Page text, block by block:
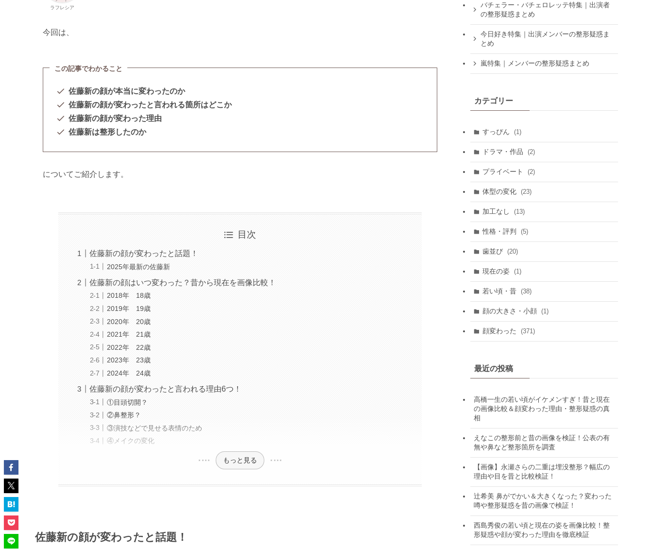
ラフレシア
今回は、
この記事でわかること
佐藤新の顔が本当に変わったのか
佐藤新の顔が変わったと言われる箇所はどこか
佐藤新の顔が変わった理由
佐藤新は整形したのか
についてご紹介します。
目次
佐藤新の顔が変わったと話題！
2025年最新の佐藤新
佐藤新の顔はいつ変わった？昔から現在を画像比較！
2018年 18歳
2019年 19歳
2020年 20歳
2021年 21歳
2022年 22歳
2023年 23歳
2024年 24歳
佐藤新の顔が変わったと言われる理由6つ！
①目頭切開？
②鼻整形？
③演技などで見せる表情のため
④メイクの変化
もっと見る
佐藤新の顔が変わったと話題！
バチェラー・バチェロレッテ特集｜出演者
の整形疑惑まとめ
今日好き特集｜出演メンバーの整形疑惑ま
とめ
嵐特集｜メンバーの整形疑惑まとめ
カテゴリー
すっぴん (1)
ドラマ・作品 (2)
プライベート (2)
体型の変化 (23)
加工なし (13)
性格・評判 (5)
歯並び (20)
現在の姿 (1)
若い頃・昔 (38)
顔の大きさ・小顔 (1)
顔変わった (371)
最近の投稿
高橋一生の若い頃がイケメンすぎ！昔と現在
の画像比較＆顔変わった理由・整形疑惑の真
相
えなこの整形前と昔の画像を検証！公表の有
無や鼻など整形箇所を調査
【画像】永瀬さらの二重は埋没整形？幅広の
理由や目を昔と比較検証！
辻希美 鼻がでかい＆大きくなった？変わった
噂や整形疑惑を昔の画像で検証！
西島秀俊の若い頃と現在の姿を画像比較！整
形疑惑や顔が変わった理由を徹底検証